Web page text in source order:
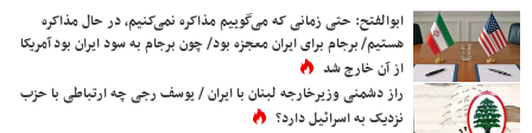
ابوالفتح: حتی زمانی که می‌گوییم مذاکره نمی‌کنیم، در حال مذاکره
هستیم/ برجام برای ایران معجزه بود/ چون برجام به سود ایران بود آمریکا
از آن خارج شد
راز دشمنی وزیرخارجه لبنان با ایران / یوسف رجی چه ارتباطی با حزب
نزدیک به اسرائیل دارد؟